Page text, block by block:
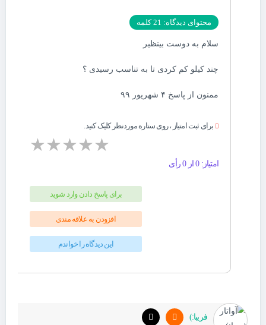
محتوای دیدگاه: 21 کلمه
سلام به دوست بینظیر
چند کیلو کم کردی تا به تناسب رسیدی ؟
ممنون از پاسخ ۴ شهریور ۹۹
برای ثبت امتیاز ، روی ستاره موردنظر کلیک کنید.
★★★★★
امتیاز: 0 از 0 رأی
برای پاسخ دادن وارد شوید
افزودن به علاقه مندی
این دیدگاه را خواندم
فریبا:)